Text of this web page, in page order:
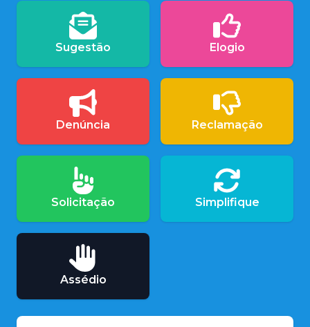
Sugestão Elogio
Denúncia Reclamação
Solicitação Simplifique
Assédio